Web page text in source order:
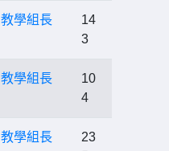
教學組長
14
3
教學組長
10
4
教學組長
23